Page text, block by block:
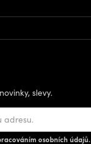
slevy.
osobních údajů.